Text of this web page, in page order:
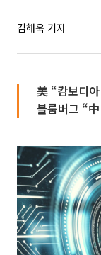
김해욱 기자
美 “캄보디
블룸버그 “